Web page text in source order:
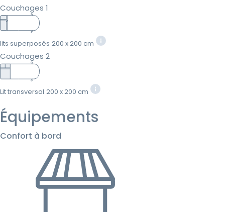
Couchages 1
lits superposés 200 x 200 cm
Couchages 2
Lit transversal 200 x 200 cm
Équipements
Confort à bord